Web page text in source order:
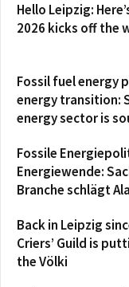
Hello Leipzig:
2026 kicks off the
Fossil fuel energy
energy transition:
energy sector is
Fossile
Energiewende:
Branche schlägt
Back in Leipzig
Criers’ Guild is
the Völki